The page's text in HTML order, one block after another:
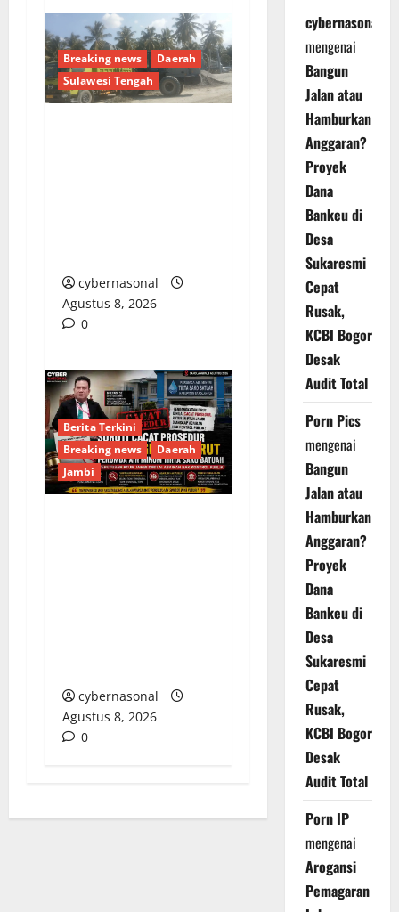
Breaking news
Daerah
Sulawesi Tengah
cybernasonal
Agustus 8, 2026
0
Berita Terkini
Breaking news
Daerah
Jambi
cybernasonal
Agustus 8, 2026
0
cybernasonal
mengenai
Bangun
Jalan atau
Hamburkan
Anggaran?
Proyek
Dana
Bankeu di
Desa
Sukaresmi
Cepat
Rusak,
KCBI Bogor
Desak
Audit Total
Porn Pics
mengenai
Bangun
Jalan atau
Hamburkan
Anggaran?
Proyek
Dana
Bankeu di
Desa
Sukaresmi
Cepat
Rusak,
KCBI Bogor
Desak
Audit Total
Porn IP
mengenai
Arogansi
Pemagaran